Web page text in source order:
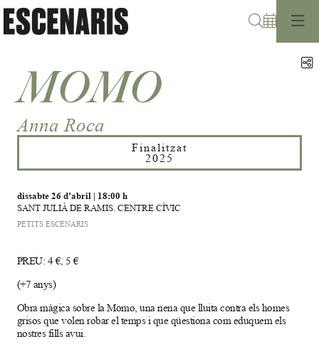
MOMO
Anna Roca
Finalitzat
2025
dissabte 26 d’abril| 18:00 h
SANT JULIÀ DE RAMIS. CENTRE CÍVIC
PETITS ESCENARIS
PREU: 4 €, 5 €
(+7 anys)
Obra màgica sobre la Momo, una nena que lluita contra els homes
grisos que volen robar el temps i que qüestiona com eduquem els
nostres fills avui.